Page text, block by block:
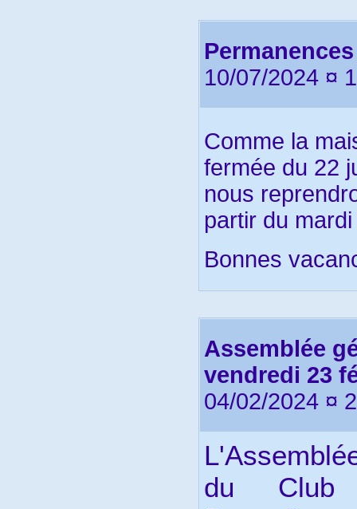
10/07/2024 ¤
Comme la
fermée du 22
nous
partir du
Bonnes
Assemblée
vendredi 23
04/02/2024 ¤
du Club